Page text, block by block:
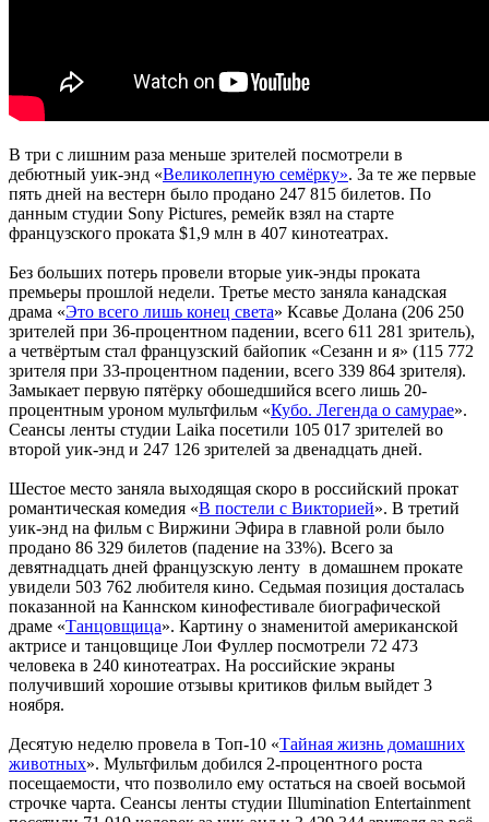
В три с лишним раза меньше зрителей посмотрели в
дебютный уик-энд «Великолепную семёрку». За те же первые
пять дней на вестерн было продано 247 815 билетов. По
данным студии Sony Pictures, ремейк взял на старте
французского проката $1,9 млн в 407 кинотеатрах.
Без больших потерь провели вторые уик-энды проката
премьеры прошлой недели. Третье место заняла канадская
драма «Это всего лишь конец света» Ксавье Долана (206 250
зрителей при 36-процентном падении, всего 611 281 зритель),
а четвёртым стал французский байопик «Сезанн и я» (115 772
зрителя при 33-процентном падении, всего 339 864 зрителя).
Замыкает первую пятёрку обошедшийся всего лишь 20-
процентным уроном мультфильм «Кубо. Легенда о самурае».
Сеансы ленты студии Laika посетили 105 017 зрителей во
второй уик-энд и 247 126 зрителей за двенадцать дней.
Шестое место заняла выходящая скоро в российский прокат
романтическая комедия «В постели с Викторией». В третий
уик-энд на фильм с Виржини Эфира в главной роли было
продано 86 329 билетов (падение на 33%). Всего за
девятнадцать дней французскую ленту в домашнем прокате
увидели 503 762 любителя кино. Седьмая позиция досталась
показанной на Каннском кинофестивале биографической
драме «Танцовщица». Картину о знаменитой американской
актрисе и танцовщице Лои Фуллер посмотрели 72 473
человека в 240 кинотеатрах. На российские экраны
получивший хорошие отзывы критиков фильм выйдет 3
ноября.
Десятую неделю провела в Топ-10 «Тайная жизнь домашних
животных». Мультфильм добился 2-процентного роста
посещаемости, что позволило ему остаться на своей восьмой
строчке чарта. Сеансы ленты студии Illumination Entertainment